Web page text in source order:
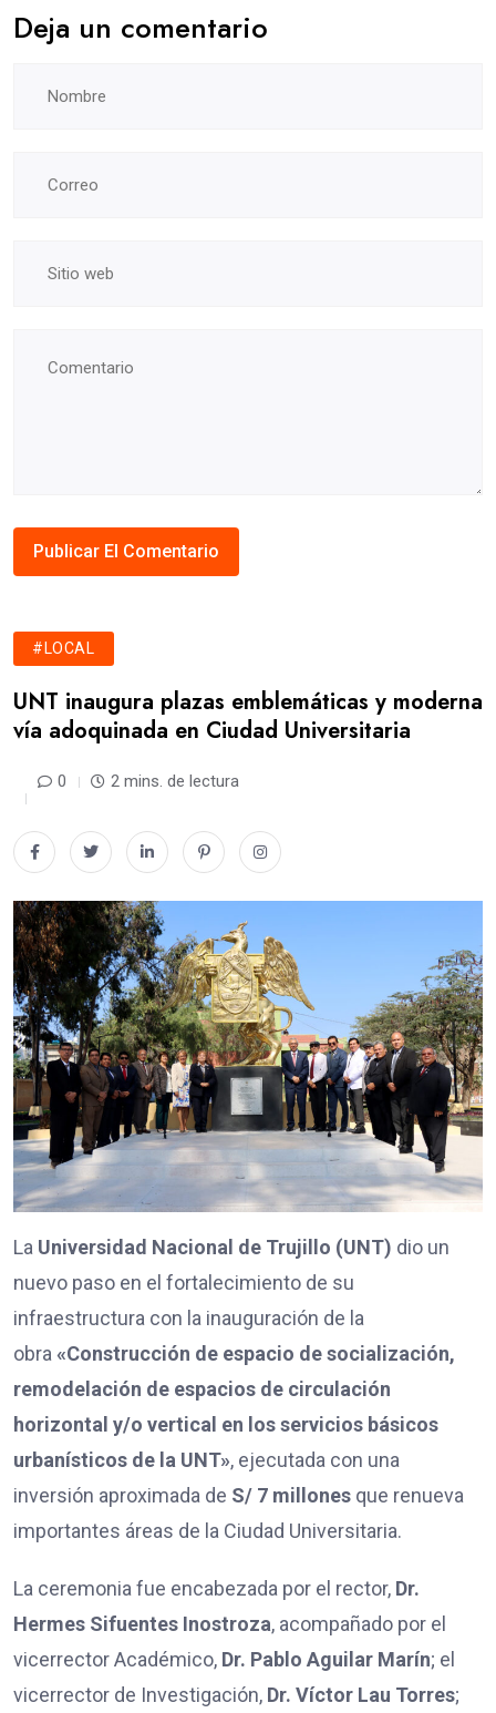
Deja un comentario
#LOCAL
UNT inaugura plazas emblemáticas y moderna
vía adoquinada en Ciudad Universitaria
0 2 mins. de lectura
La Universidad Nacional de Trujillo (UNT) dio un
nuevo paso en el fortalecimiento de su
infraestructura con la inauguración de la
obra «Construcción de espacio de socialización,
remodelación de espacios de circulación
horizontal y/o vertical en los servicios básicos
urbanísticos de la UNT», ejecutada con una
inversión aproximada de S/ 7 millones que renueva
importantes áreas de la Ciudad Universitaria.
La ceremonia fue encabezada por el rector, Dr.
Hermes Sifuentes Inostroza, acompañado por el
vicerrector Académico, Dr. Pablo Aguilar Marín; el
vicerrector de Investigación, Dr. Víctor Lau Torres;